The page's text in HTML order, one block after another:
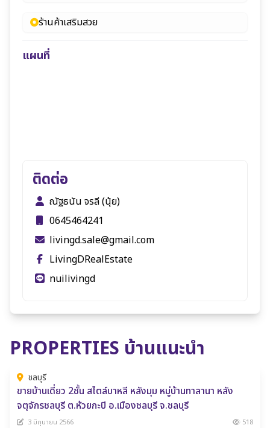
ร้านค้าเสริมสวย
แผนที่
ติดต่อ
ณัฐธนัน จรลี (นุ้ย)
0645464241
livingd.sale@gmail.com
LivingDRealEstate
nuilivingd
PROPERTIES บ้านแนะนำ4,990,000 ฿
ชลบุรี
ขายบ้านเดี่ยว 2ชั้น สไตล์บาหลี หลังมุม หมู่บ้านทาลานา หลัง
จตุจักรชลบุรี ต.ห้วยกะปิ อ.เมืองชลบุรี จ.ชลบุรี
3 มิถุนายน 2566 518